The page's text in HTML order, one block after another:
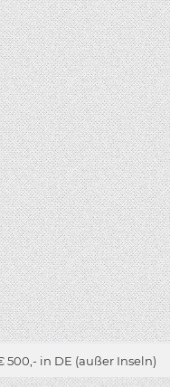
500,- in DE (außer Inseln)